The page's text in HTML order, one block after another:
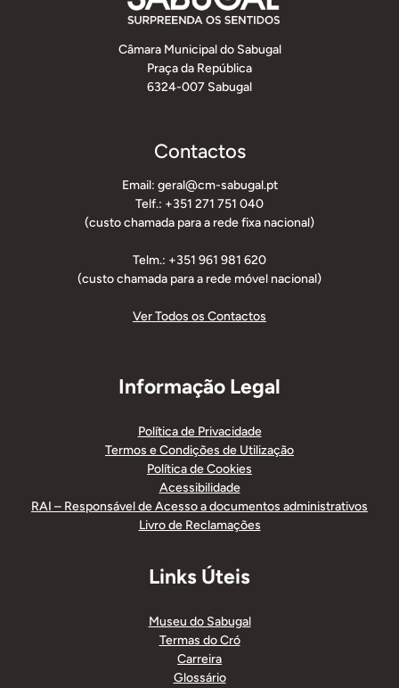
Câmara Municipal do Sabugal
Praça da República
6324-007 Sabugal
Contactos
Email: geral@cm-sabugal.pt
Telf.: +351 271 751 040
(custo chamada para a rede fixa nacional)
Telm.: +351 961 981 620
(custo chamada para a rede móvel nacional)
Ver Todos os Contactos
Informação Legal
Política de Privacidade
Termos e Condições de Utilização
Política de Cookies
Acessibilidade
RAI – Responsável de Acesso a documentos administrativos
Livro de Reclamações
Links Úteis
Museu do Sabugal
Termas do Cró
Carreira
Glossário